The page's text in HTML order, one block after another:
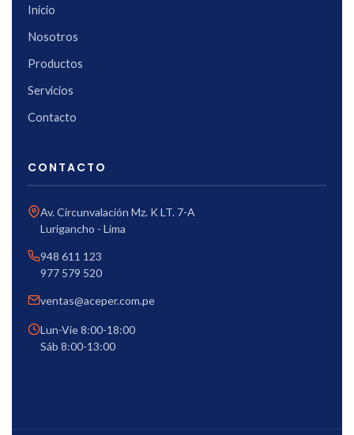
Inicio
Nosotros
Productos
Servicios
Contacto
CONTACTO
Av. Circunvalación Mz. K LT. 7-A
Lurigancho - Lima
948 611 123
977 579 520
ventas@aceper.com.pe
Lun-Vie 8:00-18:00
Sáb 8:00-13:00